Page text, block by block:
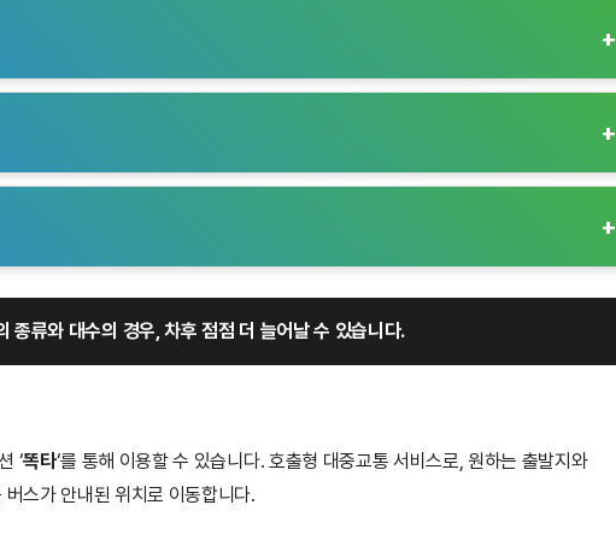
분하지 않아 똑버스가 중요한 역할을 합니다. 특히 출퇴근 시간대에는 서울과 부천
경로로 활용됩니다. 소규모 주거 지역까지 세밀한 운행 경로를 제공해 주민들의
주민들에게 필수적인 교통 수단을 제공합니다.
기존 농촌 마을 간의 이동성을 높이는 역할을 합니다.
)
이동 수단을 제공합니다.
5대): 곤지암역과 터미널을 중심으로 광주시 및 서울과의 접근성을 높이는 역할을
+
차량 2대): 북내면은 농업 중심 지역으로, 주민들이 주요 상업지구와 농산물
습니다. 강천면은 관광지와 농촌 지역을 연결하여 주민과 관광객 모두에게
(13인승 운행차량 5대): 세종대왕면은 문화유산과 관광지과 밀집되어있는
객도 편하게 이용이 가능합니다. 중앙동과 오학동은 대규모 주거지역과 상업
+
2대): 기존 대중교통이 닿지 않는 소규모 아파트 단지 및 주거 밀집 지역에서
거점으로 이동할 수 있습니다.
+
종류와 대수의 경우, 차후 점점 더 늘어날 수 있습니다.
‘똑타‘를 통해 이용할 수 있습니다. 호출형 대중교통 서비스로, 원하는 출발지와
스가 안내된 위치로 이동합니다.